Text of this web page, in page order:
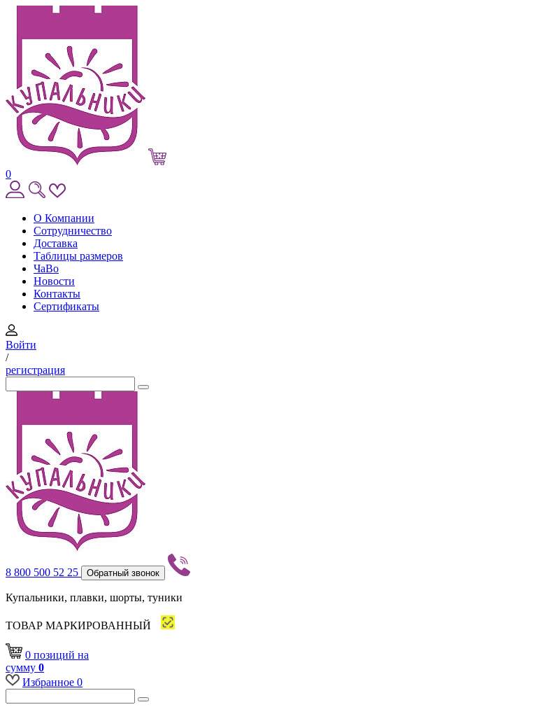
0
О Компании
Сотрудничество
Доставка
Таблицы размеров
ЧаВо
Новости
Контакты
Сертификаты
Войти
/
регистрация
8 800 500 52 25 Обратный звонок
Купальники, плавки, шорты, туники
ТОВАР МАРКИРОВАННЫЙ
0 позиций на
сумму 0
Избранное 0